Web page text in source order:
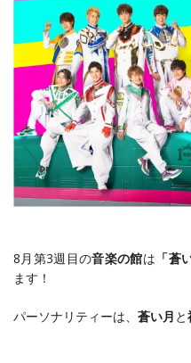
8月第3週目の音楽の館は 「蒼
ます！
パーソナリティーは、 蒼い月 と